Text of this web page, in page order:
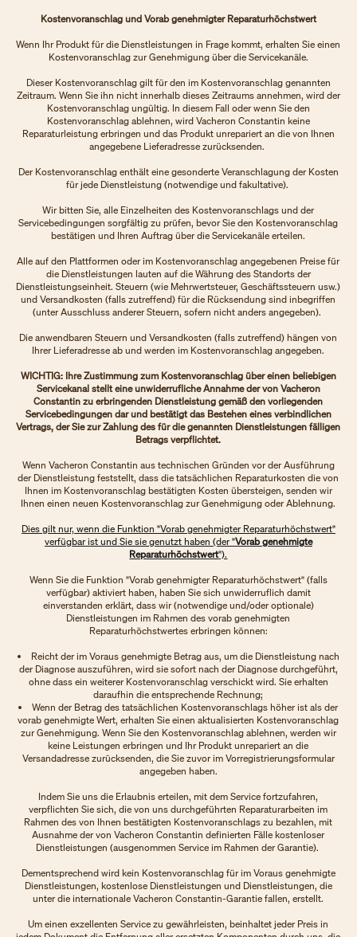
Kostenvoranschlag und Vorab genehmigter Reparaturhöchstwert
Wenn Ihr Produkt für die Dienstleistungen in Frage kommt, erhalten Sie einen
Kostenvoranschlag zur Genehmigung über die Servicekanäle.
Dieser Kostenvoranschlag gilt für den im Kostenvoranschlag genannten
Zeitraum. Wenn Sie ihn nicht innerhalb dieses Zeitraums annehmen, wird der
Kostenvoranschlag ungültig. In diesem Fall oder wenn Sie den
Kostenvoranschlag ablehnen, wird Vacheron Constantin keine
Reparaturleistung erbringen und das Produkt unrepariert an die von Ihnen
angegebene Lieferadresse zurücksenden.
Der Kostenvoranschlag enthält eine gesonderte Veranschlagung der Kosten
für jede Dienstleistung (notwendige und fakultative).
Wir bitten Sie, alle Einzelheiten des Kostenvoranschlags und der
Servicebedingungen sorgfältig zu prüfen, bevor Sie den Kostenvoranschlag
bestätigen und Ihren Auftrag über die Servicekanäle erteilen.
Alle auf den Plattformen oder im Kostenvoranschlag angegebenen Preise für
die Dienstleistungen lauten auf die Währung des Standorts der
Dienstleistungseinheit. Steuern (wie Mehrwertsteuer, Geschäftssteuern usw.)
und Versandkosten (falls zutreffend) für die Rücksendung sind inbegriffen
(unter Ausschluss anderer Steuern, sofern nicht anders angegeben).
Die anwendbaren Steuern und Versandkosten (falls zutreffend) hängen von
Ihrer Lieferadresse ab und werden im Kostenvoranschlag angegeben.
WICHTIG: Ihre Zustimmung zum Kostenvoranschlag über einen beliebigen
Servicekanal stellt eine unwiderrufliche Annahme der von Vacheron
Constantin zu erbringenden Dienstleistung gemäß den vorliegenden
Servicebedingungen dar und bestätigt das Bestehen eines verbindlichen
Vertrags, der Sie zur Zahlung des für die genannten Dienstleistungen fälligen
Betrags verpflichtet.
Wenn Vacheron Constantin aus technischen Gründen vor der Ausführung
der Dienstleistung feststellt, dass die tatsächlichen Reparaturkosten die von
Ihnen im Kostenvoranschlag bestätigten Kosten übersteigen, senden wir
Ihnen einen neuen Kostenvoranschlag zur Genehmigung oder Ablehnung.
Dies gilt nur, wenn die Funktion "Vorab genehmigter Reparaturhöchstwert"
verfügbar ist und Sie sie genutzt haben (der "Vorab genehmigte
Reparaturhöchstwert").
Wenn Sie die Funktion "Vorab genehmigter Reparaturhöchstwert" (falls
verfügbar) aktiviert haben, haben Sie sich unwiderruflich damit
einverstanden erklärt, dass wir (notwendige und/oder optionale)
Dienstleistungen im Rahmen des vorab genehmigten
Reparaturhöchstwertes erbringen können:
Reicht der im Voraus genehmigte Betrag aus, um die Dienstleistung nach
der Diagnose auszuführen, wird sie sofort nach der Diagnose durchgeführt,
ohne dass ein weiterer Kostenvoranschlag verschickt wird. Sie erhalten
daraufhin die entsprechende Rechnung;
Wenn der Betrag des tatsächlichen Kostenvoranschlags höher ist als der
vorab genehmigte Wert, erhalten Sie einen aktualisierten Kostenvoranschlag
zur Genehmigung. Wenn Sie den Kostenvoranschlag ablehnen, werden wir
keine Leistungen erbringen und Ihr Produkt unrepariert an die
Versandadresse zurücksenden, die Sie zuvor im Vorregistrierungsformular
angegeben haben.
Indem Sie uns die Erlaubnis erteilen, mit dem Service fortzufahren,
verpflichten Sie sich, die von uns durchgeführten Reparaturarbeiten im
Rahmen des von Ihnen bestätigten Kostenvoranschlags zu bezahlen, mit
Ausnahme der von Vacheron Constantin definierten Fälle kostenloser
Dienstleistungen (ausgenommen Service im Rahmen der Garantie).
Dementsprechend wird kein Kostenvoranschlag für im Voraus genehmigte
Dienstleistungen, kostenlose Dienstleistungen und Dienstleistungen, die
unter die internationale Vacheron Constantin-Garantie fallen, erstellt.
Um einen exzellenten Service zu gewährleisten, beinhaltet jeder Preis in